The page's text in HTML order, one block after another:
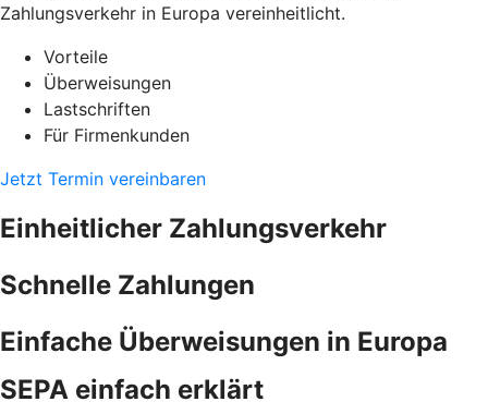
Zahlungsverkehr in Europa vereinheitlicht.
Vorteile
Überweisungen
Lastschriften
Für Firmenkunden
Jetzt Termin vereinbaren
Einheitlicher Zahlungsverkehr
Schnelle Zahlungen
Einfache Überweisungen in Europa
SEPA einfach erklärt